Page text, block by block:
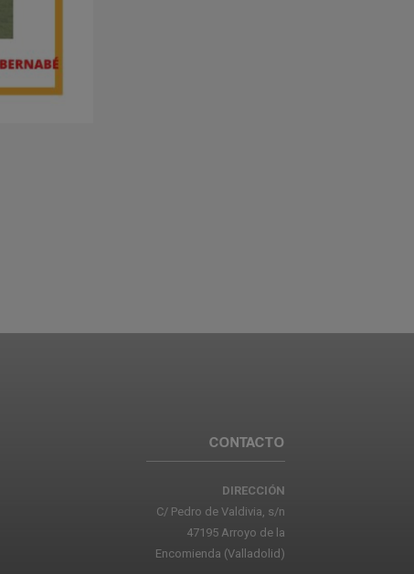
CONTACTO
DIRECCIÓN
C/ Pedro de Valdivia, s/n
47195 Arroyo de la
Encomienda (Valladolid)